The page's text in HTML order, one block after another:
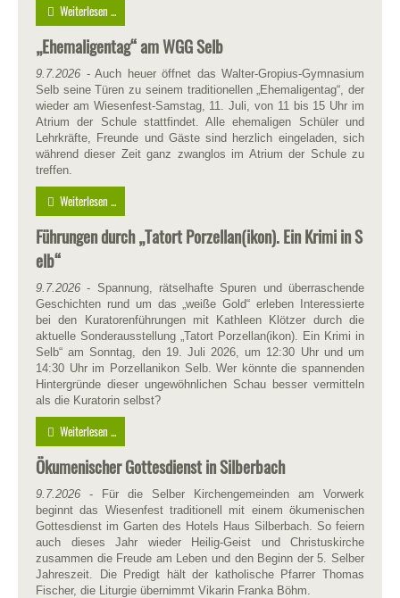
Weiterlesen ...
„Ehemaligentag“ am WGG Selb
9.7.2026 - Auch heuer öffnet das Walter-Gropius-Gymnasium
Selb seine Türen zu seinem traditionellen „Ehemaligentag“, der
wieder am Wiesenfest-Samstag, 11. Juli, von 11 bis 15 Uhr im
Atrium der Schule stattfindet. Alle ehemaligen Schüler und
Lehrkräfte, Freunde und Gäste sind herzlich eingeladen, sich
während dieser Zeit ganz zwanglos im Atrium der Schule zu
treffen.
Weiterlesen ...
Führungen durch „Tatort Porzellan(ikon). Ein Krimi in S
elb“
9.7.2026 - Spannung, rätselhafte Spuren und überraschende
Geschichten rund um das „weiße Gold“ erleben Interessierte
bei den Kuratorenführungen mit Kathleen Klötzer durch die
aktuelle Sonderausstellung „Tatort Porzellan(ikon). Ein Krimi in
Selb“ am Sonntag, den 19. Juli 2026, um 12:30 Uhr und um
14:30 Uhr im Porzellanikon Selb. Wer könnte die spannenden
Hintergründe dieser ungewöhnlichen Schau besser vermitteln
als die Kuratorin selbst?
Weiterlesen ...
Ökumenischer Gottesdienst in Silberbach
9.7.2026 - Für die Selber Kirchengemeinden am Vorwerk
beginnt das Wiesenfest traditionell mit einem ökumenischen
Gottesdienst im Garten des Hotels Haus Silberbach. So feiern
auch dieses Jahr wieder Heilig-Geist und Christuskirche
zusammen die Freude am Leben und den Beginn der 5. Selber
Jahreszeit. Die Predigt hält der katholische Pfarrer Thomas
Fischer, die Liturgie übernimmt Vikarin Franka Böhm.